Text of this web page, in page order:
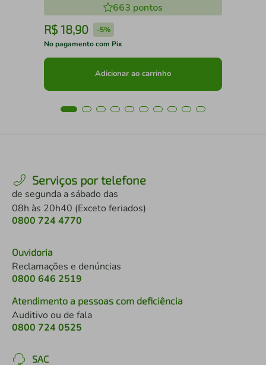
663 pontos
R$ 18,90 -5%
No pagamento com Pix
Adicionar ao carrinho
Serviços por telefone
de segunda a sábado das
08h às 20h40 (Exceto feriados)
0800 724 4770
Ouvidoria
Reclamações e denúncias
0800 646 2519
Atendimento a pessoas com deficiência
Auditivo ou de fala
0800 724 0525
SAC